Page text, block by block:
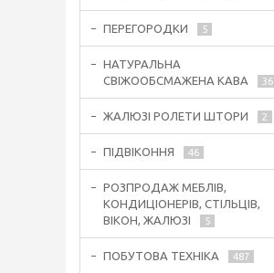
ПЕРЕГОРОДКИ 5
НАТУРАЛЬНА
СВІЖООБСМАЖЕНА КАВА
36
ЖАЛЮЗІ РОЛЕТИ ШТОРИ 2
ПІДВІКОННЯ 46
РОЗПРОДАЖ МЕБЛІВ,
КОНДИЦІОНЕРІВ, СТІЛЬЦІВ,
ВІКОН, ЖАЛЮЗІ
5
ПОБУТОВА ТЕХНІКА 487